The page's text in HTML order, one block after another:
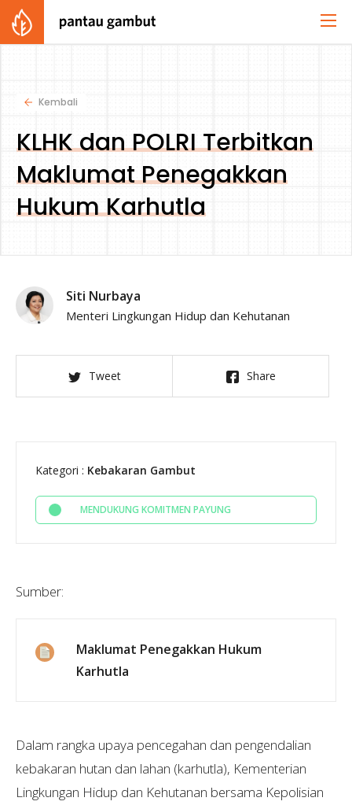
Kembali
KLHK dan POLRI Terbitkan
Maklumat Penegakkan
Hukum Karhutla
Siti Nurbaya
Menteri Lingkungan Hidup dan Kehutanan
Tweet Share
Kategori : Kebakaran Gambut
MENDUKUNG KOMITMEN PAYUNG
Sumber:
Maklumat Penegakkan Hukum
Karhutla
Dalam rangka upaya pencegahan dan pengendalian
kebakaran hutan dan lahan (karhutla), Kementerian
Lingkungan Hidup dan Kehutanan bersama Kepolisian